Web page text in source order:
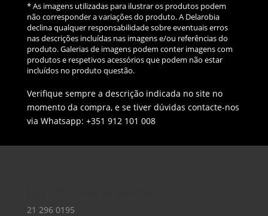
* As imagens utilizadas para ilustrar os produtos podem
não corresponder a variações do produto. A Delarobia
declina qualquer responsabilidade sobre eventuais erros
nas descrições incluídas nas imagens e/ou referências do
produto. Galerias de imagens podem conter imagens com
produtos e respetivos acessórios que podem não estar
incluídos no produto questão.
Verifique sempre a descrição indicada no site no
momento da compra, e se tiver dúvidas contacte-nos
via Whatsapp: +351 912 101 008
21 296 0195